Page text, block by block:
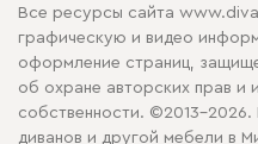
Все ресурсы сайта
графическую и видео
оформление страниц,
об охране авторских прав и
собственности. ©2013-
диванов и другой мебели в